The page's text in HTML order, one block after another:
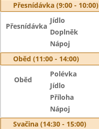
Přesnídávka (9:00 - 10:00)
Přesnídávka
Jídlo
Doplněk
Nápoj
Oběd (11:00 - 14:00)
Oběd
Polévka
Jídlo
Příloha
Nápoj
Svačina (14:30 - 15:00)